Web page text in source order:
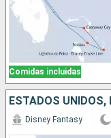
Comidas incluidas
ESTADOS
Disney Fantasy